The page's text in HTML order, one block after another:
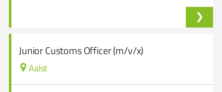
Junior Customs Officer (m/v/x)
Aalst